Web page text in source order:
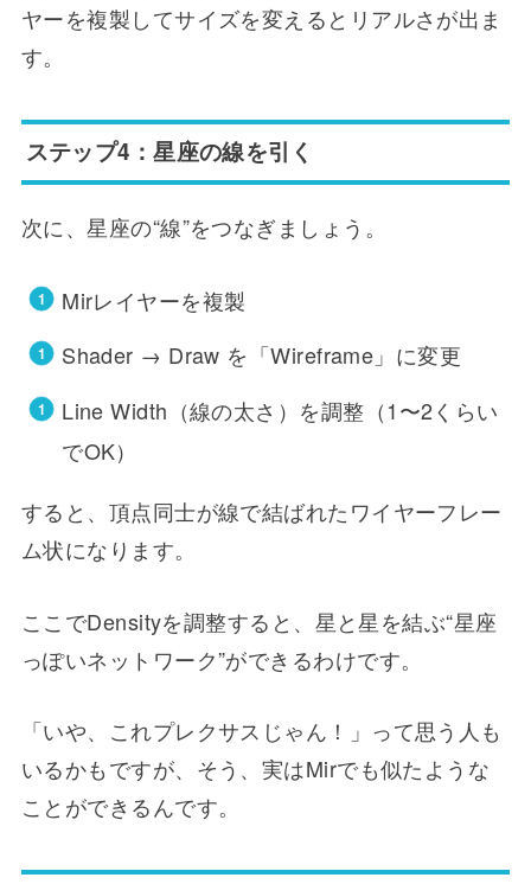
ヤーを複製してサイズを変えるとリアルさが出ま
す。
ステップ4：星座の線を引く
次に、星座の“線”をつなぎましょう。
Mirレイヤーを複製
Shader → Draw を「Wireframe」に変更
Line Width（線の太さ）を調整（1〜2くらい
でOK）
すると、頂点同士が線で結ばれたワイヤーフレー
ム状になります。
ここでDensityを調整すると、星と星を結ぶ“星座
っぽいネットワーク”ができるわけです。
「いや、これプレクサスじゃん！」って思う人も
いるかもですが、そう、実はMirでも似たような
ことができるんです。